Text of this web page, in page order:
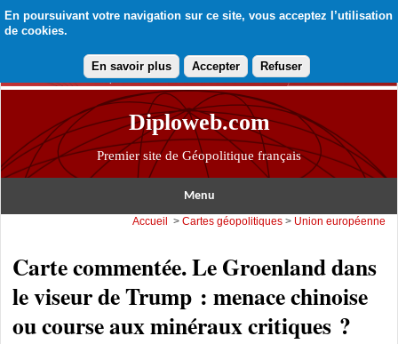
En poursuivant votre navigation sur ce site, vous acceptez l’utilisation
de cookies.
En savoir plus Accepter Refuser
Diploweb.com
Premier site de Géopolitique français
Menu
Accueil >Cartes géopolitiques > Union européenne
Carte commentée. Le Groenland dans
le viseur de Trump : menace chinoise
ou course aux minéraux critiques ?